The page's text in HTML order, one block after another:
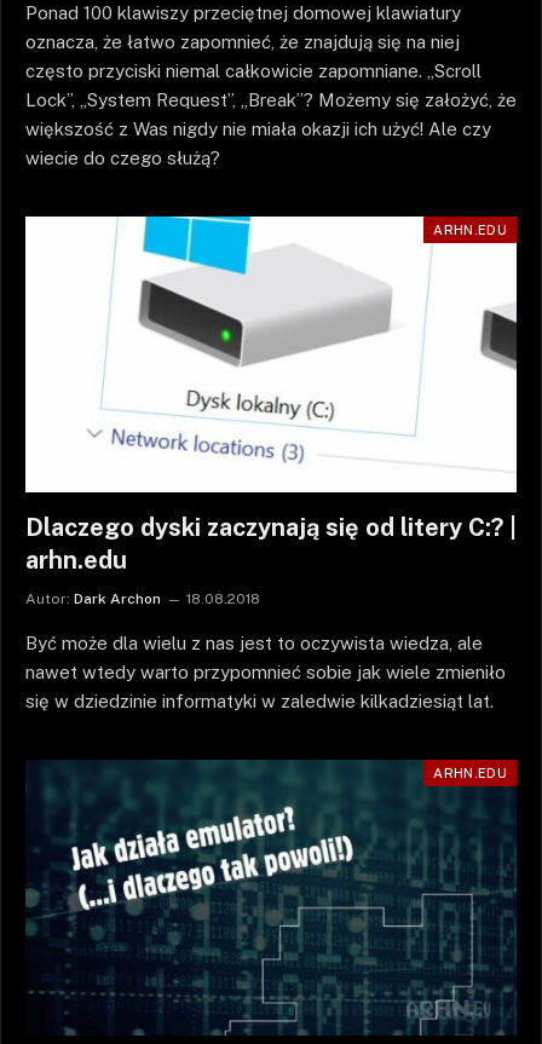
Ponad 100 klawiszy przeciętnej domowej klawiatury
oznacza, że łatwo zapomnieć, że znajdują się na niej
często przyciski niemal całkowicie zapomniane. „Scroll
Lock”, „System Request”, „Break”? Możemy się założyć, że
większość z Was nigdy nie miała okazji ich użyć! Ale czy
wiecie do czego służą?
ARHN.EDU
Dlaczego dyski zaczynają się od litery C:? |
arhn.edu
Autor: Dark Archon 18.08.2018
Być może dla wielu z nas jest to oczywista wiedza, ale
nawet wtedy warto przypomnieć sobie jak wiele zmieniło
się w dziedzinie informatyki w zaledwie kilkadziesiąt lat.
ARHN.EDU